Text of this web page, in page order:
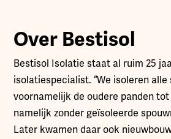
Over Bestisol
Bestisol Isolatie staat al ruim 25
isolatiespecialist. “We isoleren
voornamelijk de oudere panden tot
namelijk zonder geïsoleerde
Later kwamen daar ook